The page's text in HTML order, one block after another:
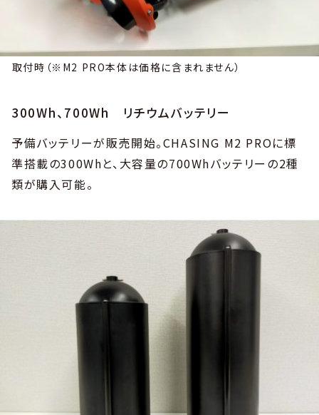
取付時（※M2 PRO本体は価格に含まれません）
300Wh、700Wh リチウムバッテリー
予備バッテリーが販売開始。CHASING M2 PROに標
準搭載の300Whと、大容量の700Whバッテリーの2種
類が購入可能。